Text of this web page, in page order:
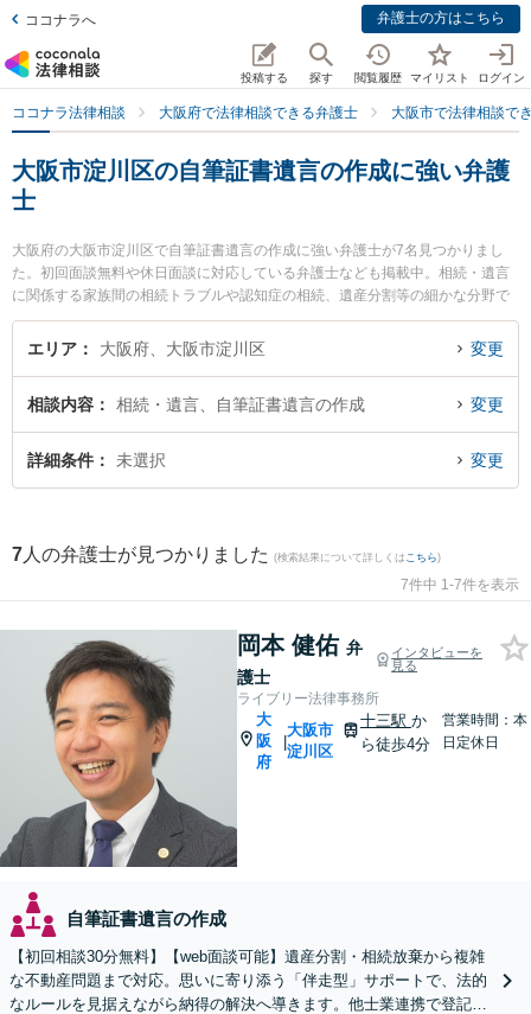
ココナラへ 弁護士の方はこちら
投稿する 探す 閲覧履歴 マイリスト ログイン
ココナラ法律相談 大阪府で法律相談できる弁護士 大阪市で法律相談で
大阪市淀川区の自筆証書遺言の作成に強い弁護
士
大阪府の大阪市淀川区で自筆証書遺言の作成に強い弁護士が7名見つかりまし
た。初回面談無料や休日面談に対応している弁護士なども掲載中。相続・遺言
に関係する家族間の相続トラブルや認知症の相続、遺産分割等の細かな分野で
の絞り込み検索もでき便利です。特にライブリー法律事務所の岡本 健佑弁護士
や金城・清水法律会計事務所の金城 雄真弁護士、ゆうき法律事務所の結城 圭一
弁護士に相談したい』『自筆証書遺言の作成のトラブル解決の実績豊富な近く
の弁護士を検索したい』『初回相談無料で自筆証書遺言の作成を法律相談でき
る大阪市淀川区内の弁護士に相談予約したい』などでお困りの相談者さんにお
エリア 大阪府、大阪市淀川区 変更
相談内容 相続・遺言、自筆証書遺言の作成 変更
詳細条件 未選択 変更
7 人の弁護士が見つかりました (検索結果について詳しくは こちら)
7件中 1-7件を表示
岡本 健佑 弁
護士
インタビューを
見る
ライブリー法律事務所
大
阪
府
|
大阪市
淀川区
十三駅 か
ら徒歩4分
営業時間：本
日定休日
自筆証書遺言の作成
【初回相談30分無料】【web面談可能】遺産分割・相続放棄から複雑
な不動産問題まで対応。思いに寄り添う「伴走型」サポートで、法的
なルールを見据えながら納得の解決へ導きます。他士業連携で登記ト